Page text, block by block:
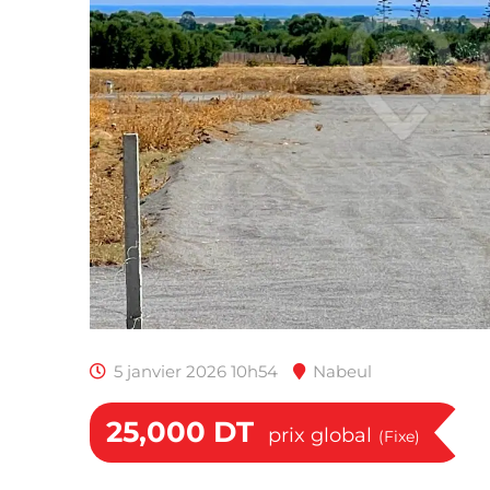
5 janvier 2026 10h54 Nabeul
25,000 DT prix global (Fixe)